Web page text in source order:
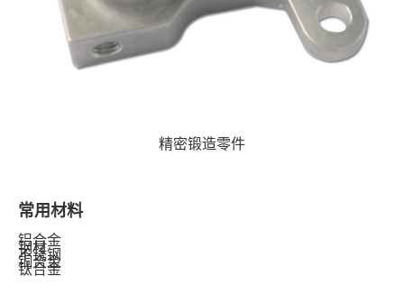
精密锻造零件
常用材料
铝合金
钢材
不锈钢
铜合金
钛合金